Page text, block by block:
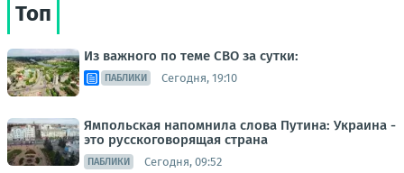
Топ
Из важного по теме СВО за сутки:
ПАБЛИКИ Сегодня, 19:10
Ямпольская напомнила слова Путина: Украина -
это русскоговорящая страна
ПАБЛИКИ Сегодня, 09:52